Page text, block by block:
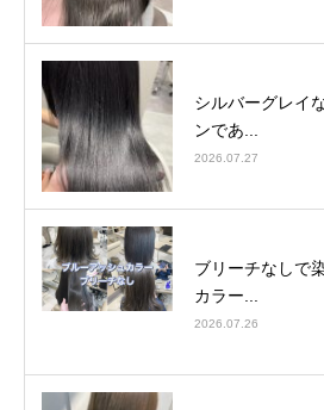
シルバーグレイ
ンであ...
2026.07.27
ブリーチなしで
カラー...
2026.07.26